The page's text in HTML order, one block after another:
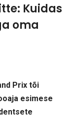
Kuidas
oma
Prix tõi
esimese